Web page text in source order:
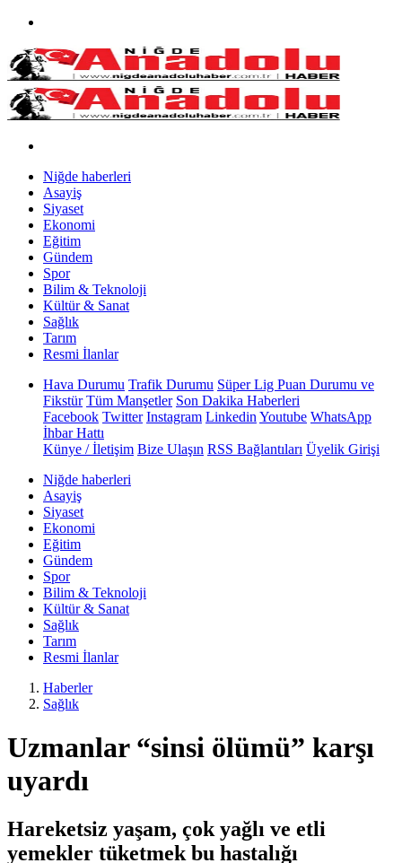
Niğde haberleri
Asayiş
Siyaset
Ekonomi
Eğitim
Gündem
Spor
Bilim & Teknoloji
Kültür & Sanat
Sağlık
Tarım
Resmi İlanlar
Hava Durumu Trafik Durumu Süper Lig Puan Durumu ve
Fikstür Tüm Manşetler Son Dakika Haberleri
Facebook Twitter Instagram Linkedin Youtube WhatsApp
İhbar Hattı
Künye / İletişim Bize Ulaşın RSS Bağlantıları Üyelik Girişi
Niğde haberleri
Asayiş
Siyaset
Ekonomi
Eğitim
Gündem
Spor
Bilim & Teknoloji
Kültür & Sanat
Sağlık
Tarım
Resmi İlanlar
Haberler
Sağlık
Uzmanlar “sinsi ölümü” karşı
uyardı
Hareketsiz yaşam, çok yağlı ve etli
yemekler tüketmek bu hastalığı